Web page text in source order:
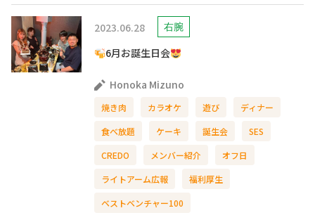
2023.06.28 右腕
6月お誕生日会
Honoka Mizuno
焼き肉 カラオケ 遊び
ディナー
食べ放題
ケーキ 誕生会
SES
CREDO
メンバー紹介
オフ日
ライトアーム広報
福利厚生
ベストベンチャー100